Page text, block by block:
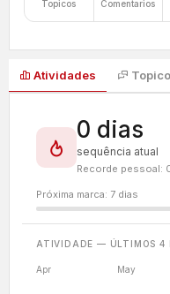
Topicos Comentarios
Atividades
0 dias
sequência atual
Recorde pessoal:
Próxima marca: 7 dias
ATIVIDADE — ÚLTIMOS 4
Apr May